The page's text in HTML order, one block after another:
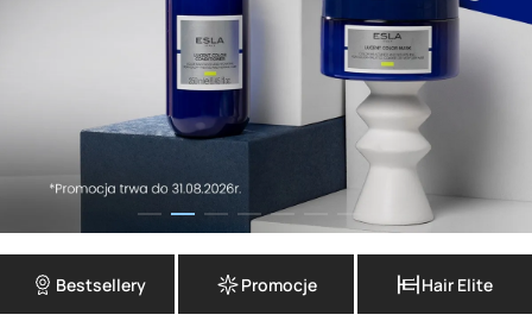
Bestsellery Promocje Hair Elite